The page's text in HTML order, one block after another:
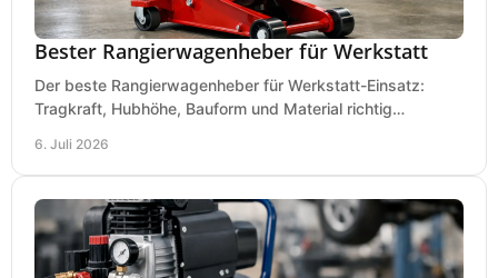
Bester Rangierwagenheber für Werkstatt
Der beste Rangierwagenheber für Werkstatt-Einsatz:
Tragkraft, Hubhöhe, Bauform und Material richtig
6. Juli 2026